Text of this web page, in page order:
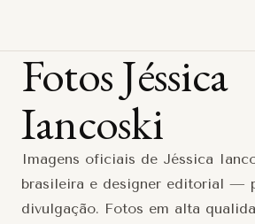
Fotos Jéssica
Iancoski
Imagens oficiais de Jéssica
brasileira e designer editorial —
divulgação. Fotos em alta